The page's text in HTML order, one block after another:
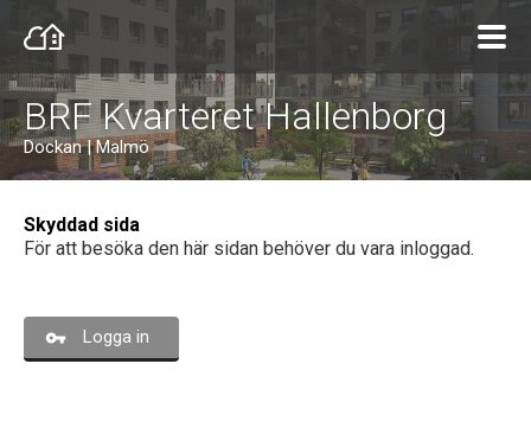
BRF Kvarteret Hallenborg
Dockan | Malmö
Skyddad sida
För att besöka den här sidan behöver du vara inloggad.
Logga in